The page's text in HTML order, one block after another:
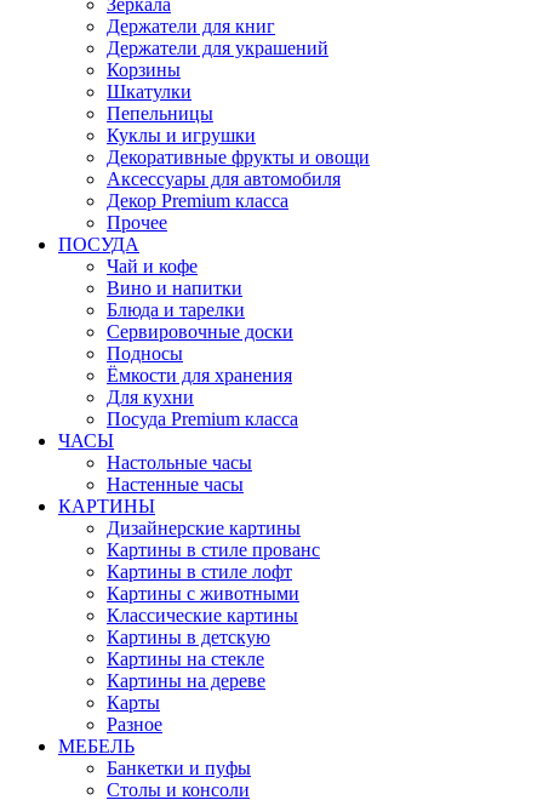
Зеркала
Держатели для книг
Держатели для украшений
Корзины
Шкатулки
Пепельницы
Куклы и игрушки
Декоративные фрукты и овощи
Аксессуары для автомобиля
Декор Premium класса
Прочее
ПОСУДА
Чай и кофе
Вино и напитки
Блюда и тарелки
Сервировочные доски
Подносы
Ёмкости для хранения
Для кухни
Посуда Premium класса
ЧАСЫ
Настольные часы
Настенные часы
КАРТИНЫ
Дизайнерские картины
Картины в стиле прованс
Картины в стиле лофт
Картины с животными
Классические картины
Картины в детскую
Картины на стекле
Картины на дереве
Карты
Разное
МЕБЕЛЬ
Банкетки и пуфы
Столы и консоли